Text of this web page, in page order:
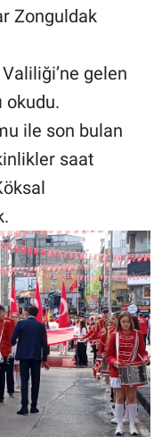
Zonguldak
gelen
okudu.
ile son bulan
saat